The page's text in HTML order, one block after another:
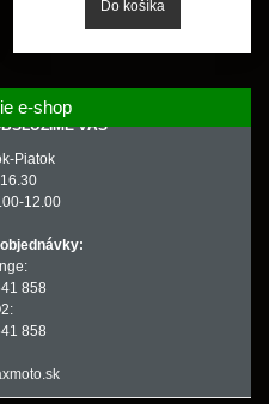
e-shop
VÁS
Piatok
12.00
858
858